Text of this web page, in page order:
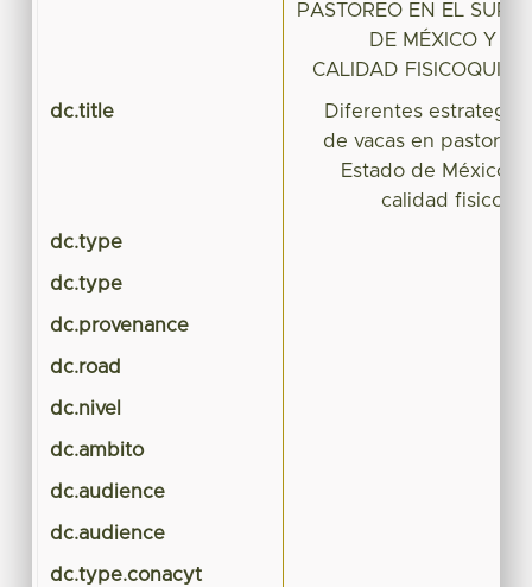
PASTOREO EN EL
DE MÉXICO Y
CALIDAD
dc.title
Diferentes
de vacas en
Estado de México
calidad
dc.type
dc.type
dc.provenance
dc.road
dc.nivel
dc.ambito
dc.audience
dc.audience
dc.type.conacyt